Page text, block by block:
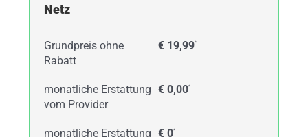
Netz
Grundpreis ohne
Rabatt
€ 19,99*
monatliche Erstattung
vom Provider
€ 0,00*
monatliche Erstattung € 0*